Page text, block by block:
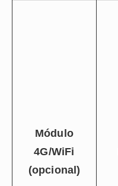
Módulo
4G/WiFi
(opcional)